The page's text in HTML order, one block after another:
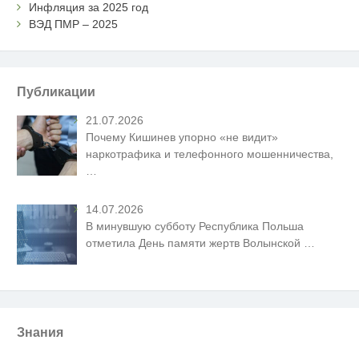
Инфляция за 2025 год
ВЭД ПМР – 2025
Публикации
21.07.2026
Почему Кишинев упорно «не видит»
наркотрафика и телефонного мошенничества,
14.07.2026
В минувшую субботу Республика Польша
отметила День памяти жертв Волынской
Знания